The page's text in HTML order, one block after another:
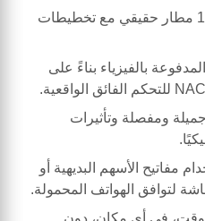
طِر عبر أكثر من 10,000 مطار حقيقي مع تخطيطات
بالفيزياء بناءً على
ومفصلة وتأثيرات
مفاتيح الأسهم البديهية أو
لتوافق الهواتف المحمولة.